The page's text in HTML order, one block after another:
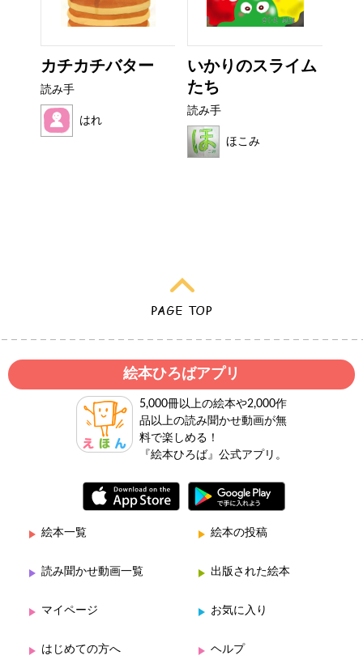
カチカチバター
読み手
はれ
いかりのスライム
たち
読み手
ほこみ
絵本ひろばアプリ
5,000冊以上の絵本や2,000作
品以上の読み聞かせ動画が無
料で楽しめる！
『絵本ひろば』公式アプリ。
絵本一覧 絵本の投稿
読み聞かせ動画一覧 出版された絵本
マイページ お気に入り
はじめての方へ ヘルプ